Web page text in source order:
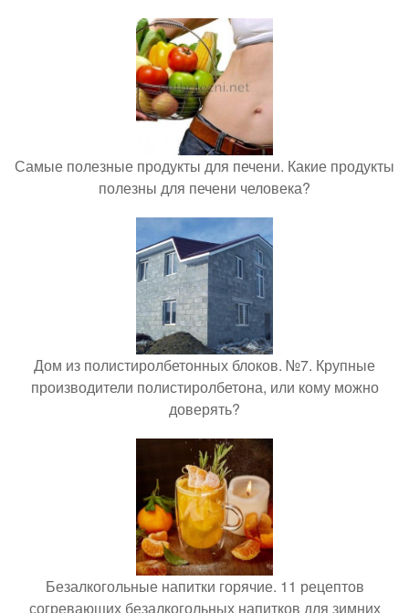
Самые полезные продукты для печени. Какие продукты
полезны для печени человека?
Дом из полистиролбетонных блоков. №7. Крупные
производители полистиролбетона, или кому можно
доверять?
Безалкогольные напитки горячие. 11 рецептов
согревающих безалкогольных напитков для зимних